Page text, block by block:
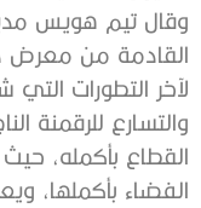
وقال تيم هويس
لآخر التطورات
والتسارع للرقمنة
القطاع بأكمله،
الفضاء بأكملها،